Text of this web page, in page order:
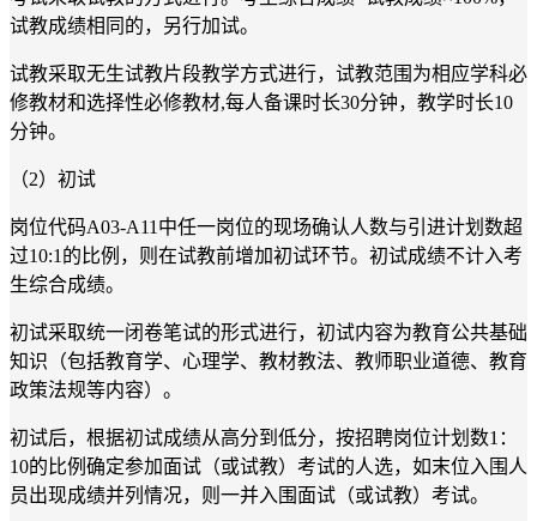
试教成绩相同的，另行加试。
试教采取无生试教片段教学方式进行，试教范围为相应学科必
修教材和选择性必修教材,每人备课时长30分钟，教学时长10
分钟。
（2）初试
岗位代码A03-A11中任一岗位的现场确认人数与引进计划数超
过10:1的比例，则在试教前增加初试环节。初试成绩不计入考
生综合成绩。
初试采取统一闭卷笔试的形式进行，初试内容为教育公共基础
知识（包括教育学、心理学、教材教法、教师职业道德、教育
政策法规等内容）。
初试后，根据初试成绩从高分到低分，按招聘岗位计划数1：
10的比例确定参加面试（或试教）考试的人选，如末位入围人
员出现成绩并列情况，则一并入围面试（或试教）考试。